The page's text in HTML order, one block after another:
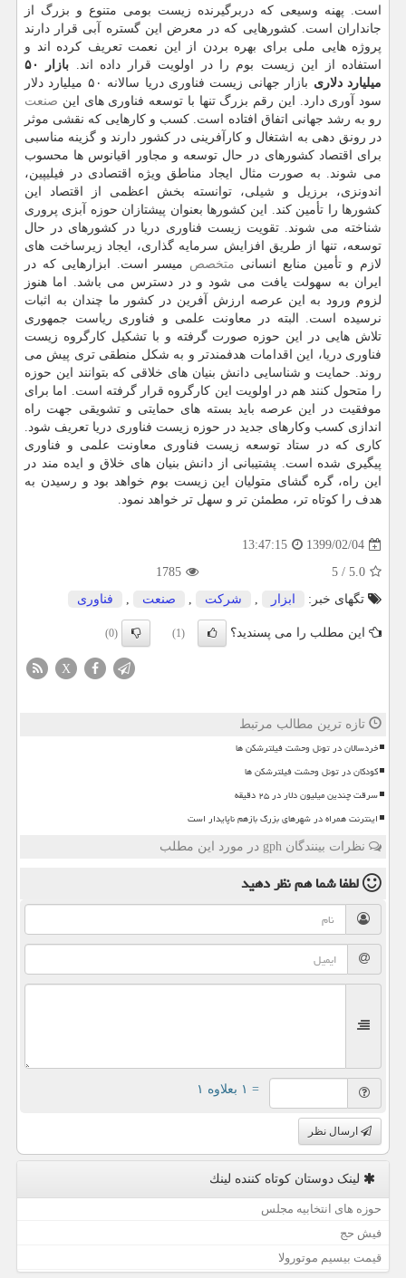
است. پهنه وسیعی كه دربرگیرنده زیست بومی متنوع و بزرگ از
جانداران است. كشورهایی كه در معرض این گستره آبی قرار دارند
پروژه هایی ملی برای بهره بردن از این نعمت تعریف كرده اند و
استفاده از این زیست بوم را در اولویت قرار داده اند.
بازار ۵۰
میلیارد دلاری
بازار جهانی زیست فناوری دریا سالانه ۵۰ میلیارد دلار
سود آوری دارد. این رقم بزرگ تنها با توسعه فناوری های این صنعت
رو به رشد جهانی اتفاق افتاده است. كسب و كارهایی كه نقشی موثر
در رونق دهی به اشتغال و كارآفرینی در كشور دارند و گزینه مناسبی
برای اقتصاد كشورهای در حال توسعه و مجاور اقیانوس ها محسوب
می شوند. به صورت مثال ایجاد مناطق ویژه اقتصادی در فیلیپین،
اندونزی، برزیل و شیلی، توانسته بخش اعظمی از اقتصاد این
كشورها را تأمین كند. این كشورها بعنوان پیشتازان حوزه آبزی پروری
شناخته می شوند. تقویت زیست فناوری دریا در كشورهای در حال
توسعه، تنها از طریق افزایش سرمایه گذاری، ایجاد زیرساخت های
لازم و تأمین منابع انسانی متخصص میسر است. ابزارهایی كه در
ایران به سهولت یافت می شود و در دسترس می باشد. اما هنوز
لزوم ورود به این عرصه ارزش آفرین در كشور ما چندان به اثبات
نرسیده است. البته در معاونت علمی و فناوری ریاست جمهوری
تلاش هایی در این حوزه صورت گرفته و با تشكیل كارگروه زیست
فناوری دریا، این اقدامات هدفمندتر و به شكل منطقی تری پیش می
روند. حمایت و شناسایی دانش بنیان های خلاقی كه بتوانند این حوزه
را متحول كنند هم در اولویت این كارگروه قرار گرفته است. اما برای
موفقیت در این عرصه باید بسته های حمایتی و تشویقی جهت راه
اندازی كسب وكارهای جدید در حوزه زیست فناوری دریا تعریف شود.
كاری كه در ستاد توسعه زیست فناوری معاونت علمی و فناوری
پیگیری شده است. پشتیبانی از دانش بنیان های خلاق و ایده مند در
این راه، گره گشای متولیان این زیست بوم خواهد بود و رسیدن به
هدف را كوتاه تر، مطمئن تر و سهل تر خواهد نمود.
1399/02/04
13:47:15
5.0
/
5
1785
تگهای خبر:
ابزار , شركت , صنعت , فناوری
این مطلب را می پسندید؟ (1)
(0)
X
تازه ترین مطالب مرتبط
خردسالان در تونل وحشت فیلترشکن ها
کودکان در تونل وحشت فیلترشکن ها
سرقت چندین میلیون دلار در ۲۵ دقیقه
اینترنت همراه در شهرهای بزرگ بازهم ناپایدار است
نظرات بینندگان gph در مورد این مطلب
لطفا شما همنظر دهید
= ۱ بعلاوه ۱
ارسال نظر
لینک دوستان كوتاه كننده لینك
حوزه های انتخابیه مجلس
فیش حج
قیمت بیسیم موتورولا